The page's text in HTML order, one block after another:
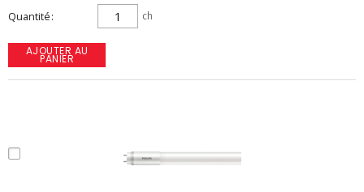
Quantité ch
AJOUTER AU
PANIER